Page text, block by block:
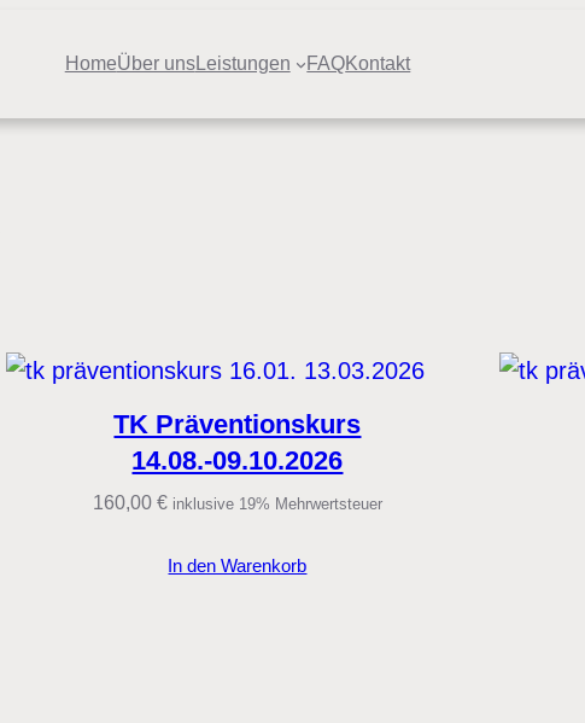
HomeÜber unsLeistungen FAQKontakt
TK Präventionskurs
14.08.-09.10.2026
160,00 € inklusive 19% Mehrwertsteuer
In den Warenkorb